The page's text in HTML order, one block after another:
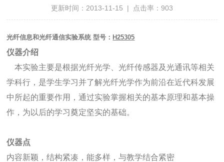
更新时间：2013-11-15 | 点击率：903
光纤信息和光纤通信实验系统 型号： H25305
仪器介绍
本实验主要是根据光纤光学、光纤传感器及光通讯等相关
学科行，是学生学习并了解光纤光学作为前沿在近代科发展
中所起的重要作用，通过实验掌握相关的基本原理和基本操
作，为以后的学习奠定坚实的基础。
仪器点
内容新颖，结构紧凑，能多样，与教学结合紧密